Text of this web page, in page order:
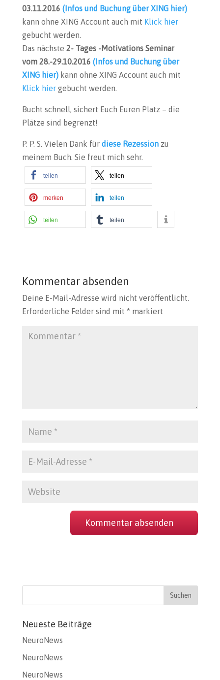
03.11.2016 (Infos und Buchung über XING hier)
kann ohne XING Account auch mit Klick hier
gebucht werden.
Das nächste 2- Tages -Motivations Seminar
vom 28.-29.10.2016 (Infos und Buchung über
XING hier) kann ohne XING Account auch mit
Klick hiergebucht werden.
Bucht schnell, sichert Euch Euren Platz – die
Plätze sind begrenzt!
P. P. S. Vielen Dank für diese Rezessionzu
meinem Buch. Sie freut mich sehr.
teilen teilen
merken teilen
teilen teilen
Kommentar absenden
Deine E-Mail-Adresse wird nicht veröffentlicht.
Erforderliche Felder sind mit * markiert
Neueste Beiträge
NeuroNews
NeuroNews
NeuroNews